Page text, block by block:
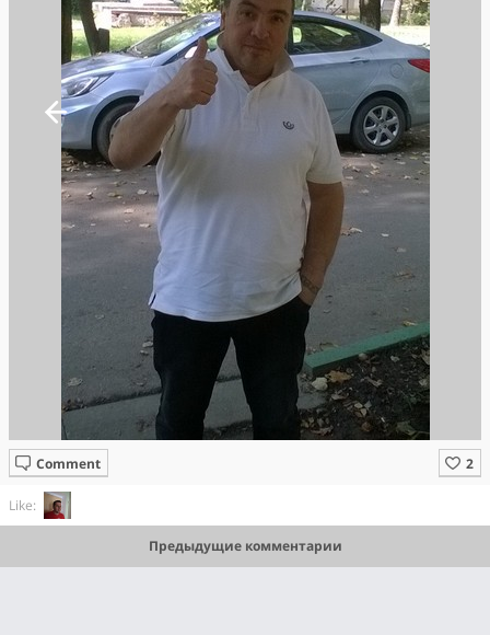
Comment
Like:
Предыдущие комментарии